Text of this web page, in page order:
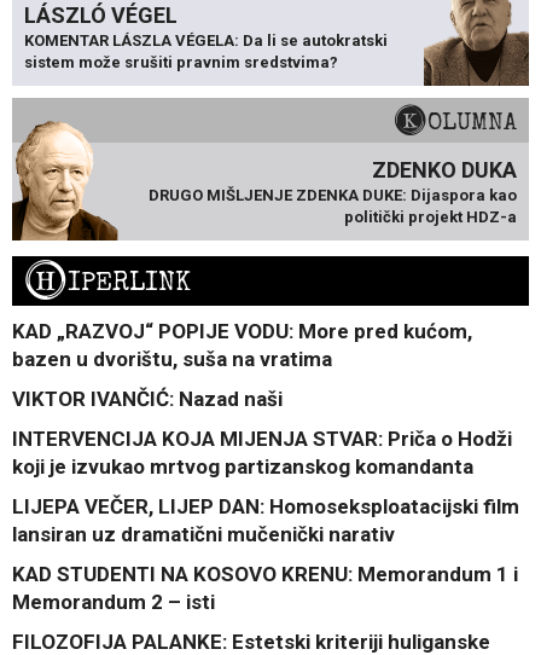
LÁSZLÓ VÉGEL
KOMENTAR LÁSZLA VÉGELA: Da li se autokratski
sistem može srušiti pravnim sredstvima?
KOLUMNA
ZDENKO DUKA
DRUGO MIŠLJENJE ZDENKA DUKE: Dijaspora kao
politički projekt HDZ-a
HIPERLINK
KAD „RAZVOJ“ POPIJE VODU: More pred kućom,
bazen u dvorištu, suša na vratima
VIKTOR IVANČIĆ: Nazad naši
INTERVENCIJA KOJA MIJENJA STVAR: Priča o Hodži
koji je izvukao mrtvog partizanskog komandanta
LIJEPA VEČER, LIJEP DAN: Homoseksploatacijski film
lansiran uz dramatični mučenički narativ
KAD STUDENTI NA KOSOVO KRENU: Memorandum 1 i
Memorandum 2 – isti
FILOZOFIJA PALANKE: Estetski kriteriji huliganske